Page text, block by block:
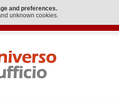
and preferences.
unknown cookies.